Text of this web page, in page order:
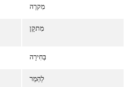
מִקרֶה
מִתקָן
בְּחִירָה
לְהַמֵר